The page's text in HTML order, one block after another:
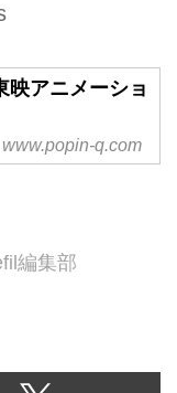
映アニメーショ
アニメーション
www.popin-q.com
編集部